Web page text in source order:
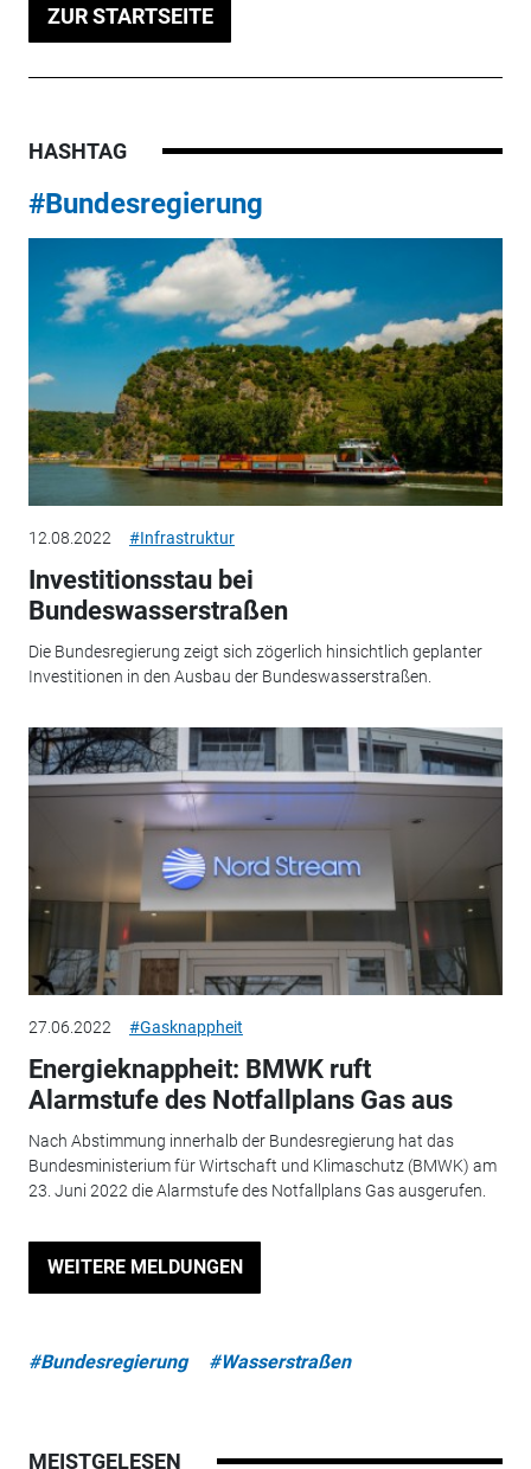
ZUR STARTSEITE
HASHTAG
#Bundesregierung
12.08.2022 #Infrastruktur
Investitionsstau bei
Bundeswasserstraßen
Die Bundesregierung zeigt sich zögerlich hinsichtlich geplanter
Investitionen in den Ausbau der Bundeswasserstraßen.
27.06.2022 #Gasknappheit
Energieknappheit: BMWK ruft
Alarmstufe des Notfallplans Gas aus
Nach Abstimmung innerhalb der Bundesregierung hat das
Bundesministerium für Wirtschaft und Klimaschutz (BMWK) am
23. Juni 2022 die Alarmstufe des Notfallplans Gas ausgerufen.
WEITERE MELDUNGEN
#Bundesregierung #Wasserstraßen
MEISTGELESEN